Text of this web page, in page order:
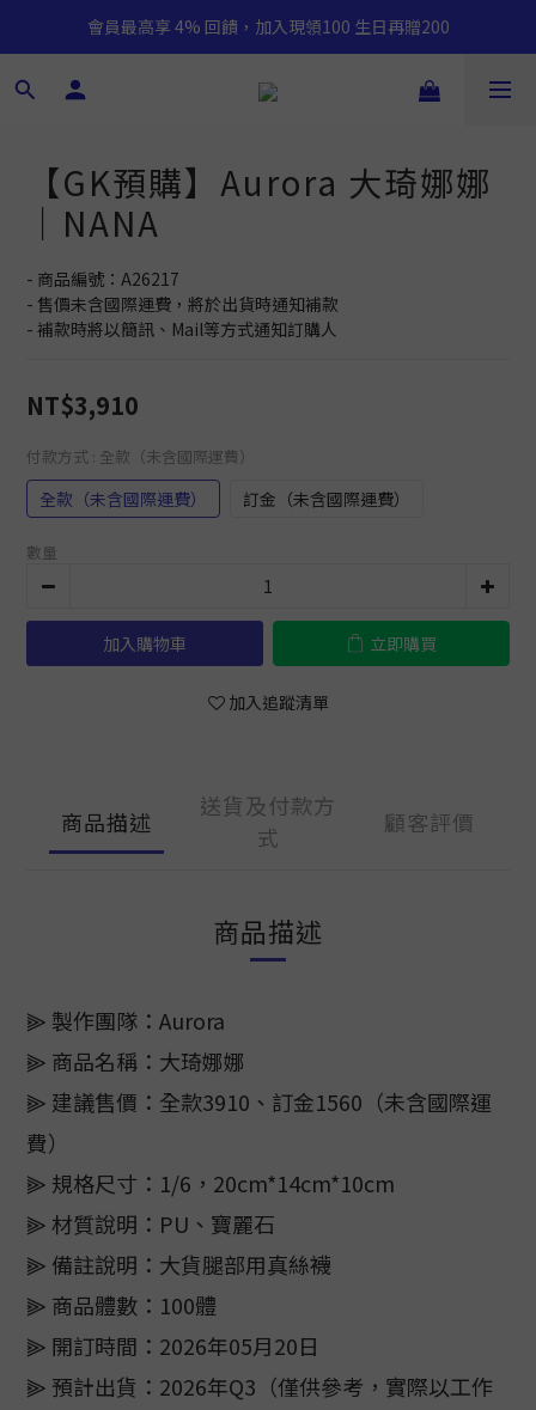
會員最高享 4% 回饋，加入現領100 生日再贈200
【GK預購】Aurora 大琦娜娜
｜NANA
- 商品編號：A26217
- 售價未含國際運費，將於出貨時通知補款
- 補款時將以簡訊、Mail等方式通知訂購人
NT$3,910
付款方式 : 全款（未含國際運費）
全款（未含國際運費） 訂金（未含國際運費）
數量
加入購物車 立即購買
加入追蹤清單
商品描述
送貨及付款方
式
顧客評價
商品描述
⫸ 製作團隊：Aurora
⫸ 商品名稱：大琦娜娜
⫸ 建議售價：全款3910、訂金1560（未含國際運
費）
⫸ 規格尺寸：1/6，20cm*14cm*10cm
⫸ 材質說明：PU、寶麗石
⫸ 備註說明：大貨腿部用真絲襪
⫸ 商品體數：100體
⫸ 開訂時間：2026年05月20日
⫸ 預計出貨：2026年Q3（僅供參考，實際以工作